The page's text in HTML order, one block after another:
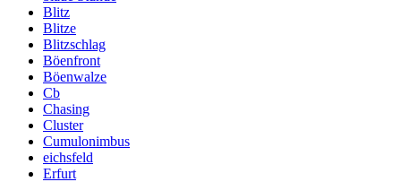
Blitz
Blitze
Blitzschlag
Böenfront
Böenwalze
Cb
Chasing
Cluster
Cumulonimbus
eichsfeld
Erfurt